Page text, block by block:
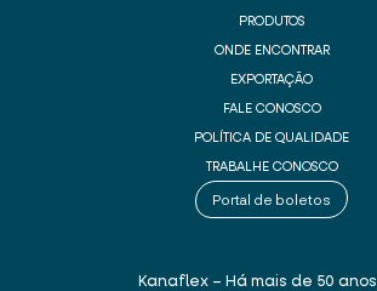
PRODUTOS
ONDE ENCONTRAR
EXPORTAÇÃO
FALE CONOSCO
POLÍTICA DE QUALIDADE
TRABALHE CONOSCO
Portal de boletos
Kanaflex – Há mais de 50 anos